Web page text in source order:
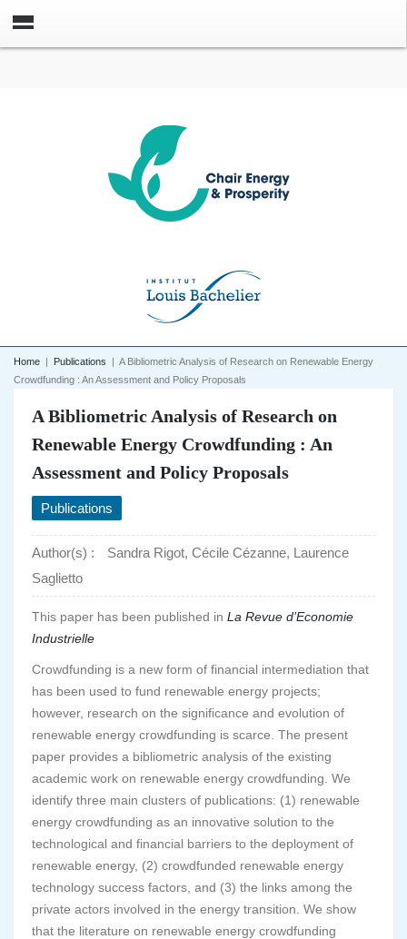
Home | Publications | A Bibliometric Analysis of Research on Renewable Energy
Crowdfunding : An Assessment and Policy Proposals
A Bibliometric Analysis of Research on
Renewable Energy Crowdfunding : An
Assessment and Policy Proposals
Publications
Author(s) :
Sandra Rigot, Cécile Cézanne, Laurence
Saglietto
This paper has been published in La Revue d’Economie
Industrielle
Crowdfunding is a new form of financial intermediation that
has been used to fund renewable energy projects;
however, research on the significance and evolution of
renewable energy crowdfunding is scarce. The present
paper provides a bibliometric analysis of the existing
academic work on renewable energy crowdfunding. We
identify three main clusters of publications: (1) renewable
energy crowdfunding as an innovative solution to the
technological and financial barriers to the deployment of
renewable energy, (2) crowdfunded renewable energy
technology success factors, and (3) the links among the
private actors involved in the energy transition. We show
that the literature on renewable energy crowdfunding